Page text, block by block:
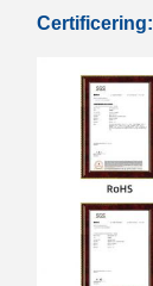
Certificering: